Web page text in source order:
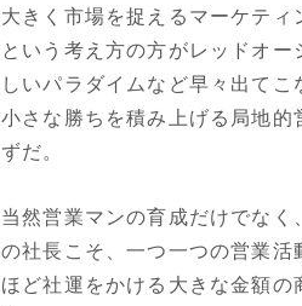
大きく市場を捉えるマーケティ
という考え方の方がレッドオ
しいパラダイムなど早々出て
小さな勝ちを積み上げる局地
ずだ。
当然営業マンの育成だけでな
の社長こそ、一つ一つの営業活
ほど社運をかける大きな金額